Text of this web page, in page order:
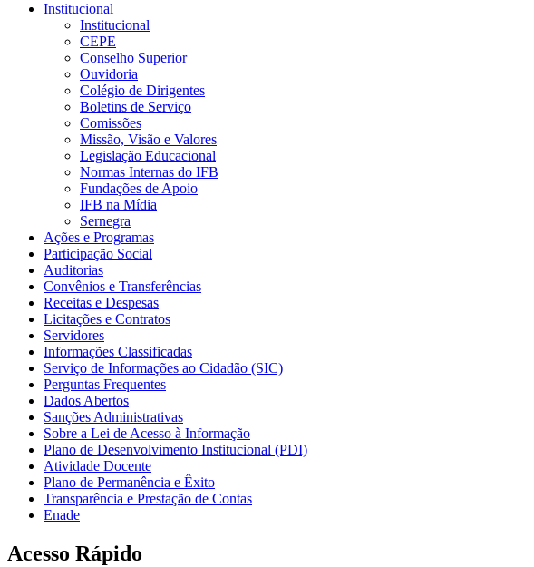
Institucional
Institucional
CEPE
Conselho Superior
Ouvidoria
Colégio de Dirigentes
Boletins de Serviço
Comissões
Missão, Visão e Valores
Legislação Educacional
Normas Internas do IFB
Fundações de Apoio
IFB na Mídia
Sernegra
Ações e Programas
Participação Social
Auditorias
Convênios e Transferências
Receitas e Despesas
Licitações e Contratos
Servidores
Informações Classificadas
Serviço de Informações ao Cidadão (SIC)
Perguntas Frequentes
Dados Abertos
Sanções Administrativas
Sobre a Lei de Acesso à Informação
Plano de Desenvolvimento Institucional (PDI)
Atividade Docente
Plano de Permanência e Êxito
Transparência e Prestação de Contas
Enade
Acesso Rápido